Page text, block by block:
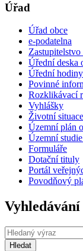
Úřad
Úřad obce
e-podatelna
Zastupitelstvo
Úřední deska
Úřední hodiny
Povinné
Rozklikávací
Vyhlášky
Životní situace
Územní plán
Územní
Formuláře
Dotační tituly
Portál
Povodňový
Vyhledávání
Hledat